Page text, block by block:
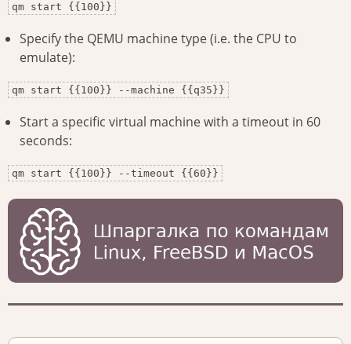
qm start {{100}}
Specify the QEMU machine type (i.e. the CPU to
emulate):
qm start {{100}} --machine {{q35}}
Start a specific virtual machine with a timeout in 60
seconds:
qm start {{100}} --timeout {{60}}